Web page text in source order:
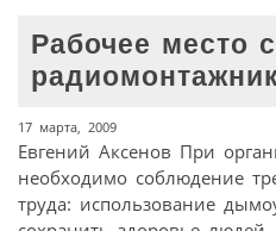
Рабочее место
17 марта, 2009
Евгений Аксенов При
необходимо соблюдение
труда: использование